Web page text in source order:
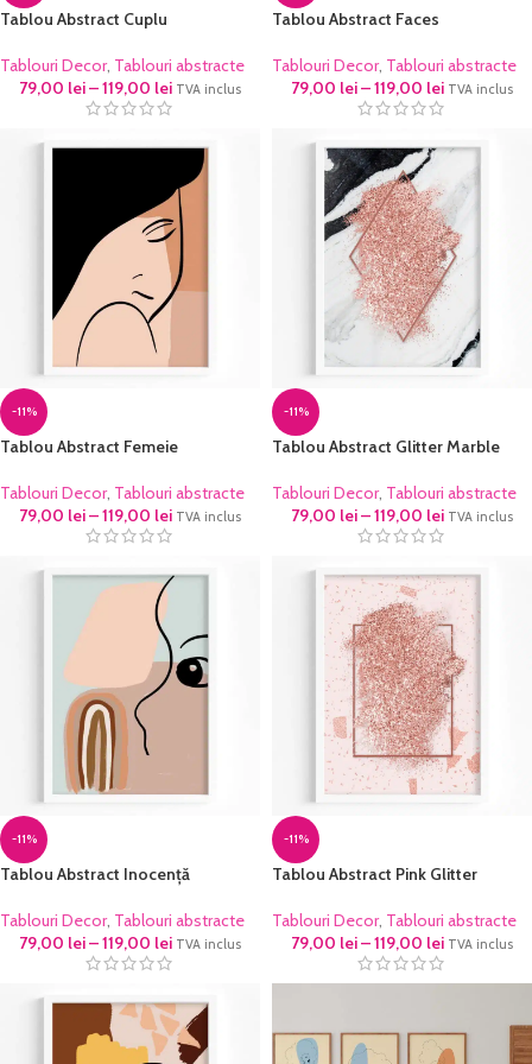
Tablou Abstract Cuplu
Tablouri Decor, Tablouri abstracte
79,00 lei–119,00 lei TVA inclus
Tablou Abstract Faces
Tablouri Decor, Tablouri abstracte
79,00 lei–119,00 lei TVA inclus
-11%
Tablou Abstract Femeie
Tablouri Decor, Tablouri abstracte
79,00 lei–119,00 lei TVA inclus
-11%
Tablou Abstract Glitter Marble
Tablouri Decor, Tablouri abstracte
79,00 lei–119,00 lei TVA inclus
-11%
Tablou Abstract Inocență
Tablouri Decor, Tablouri abstracte
79,00 lei–119,00 lei TVA inclus
-11%
Tablou Abstract Pink Glitter
Tablouri Decor, Tablouri abstracte
79,00 lei–119,00 lei TVA inclus